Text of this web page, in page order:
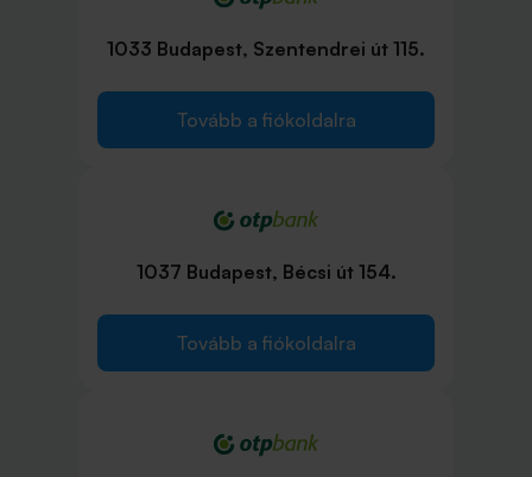
1033 Budapest, Szentendrei út 115.
Tovább a fiókoldalra
1037 Budapest, Bécsi út 154.
Tovább a fiókoldalra